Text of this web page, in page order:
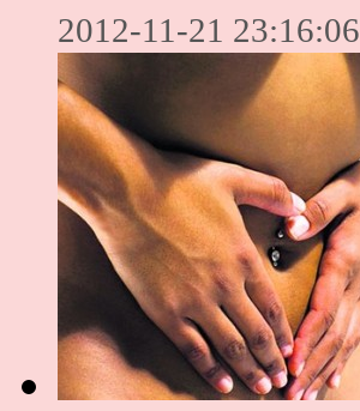
2012-11-21 23:16:06